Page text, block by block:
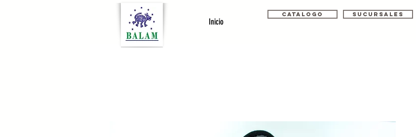
Inicio
Sucursales
Catalogo